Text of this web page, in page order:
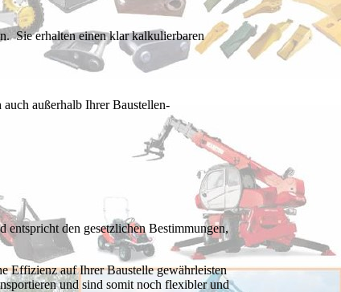
Sie erhalten einen klar kalkulierbaren
außerhalb Ihrer Baustellen-
entspricht den gesetzlichen Bestimmungen,
Effizienz auf Ihrer Baustelle gewährleisten
sind somit noch flexibler und